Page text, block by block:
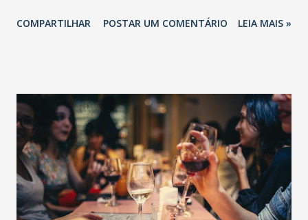
COMPARTILHAR POSTAR UM COMENTÁRIO LEIA MAIS »